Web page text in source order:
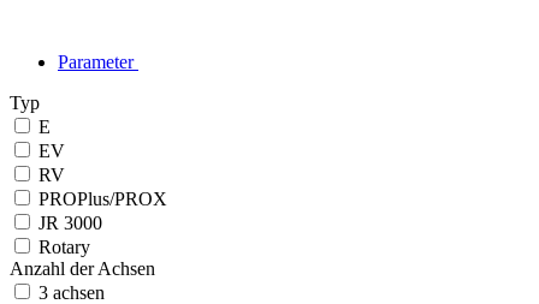
Parameter
Typ
E
EV
RV
PROPlus/PROX
JR 3000
Rotary
Anzahl der Achsen
3 achsen